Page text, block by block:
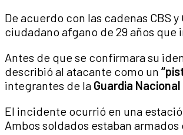
De acuerdo con las cadenas CBS
ciudadano afgano de 29 años que
Antes de que se confirmara su
describió al atacante como un
integrantes de la Guardia
El incidente ocurrió en una
Ambos soldados estaban